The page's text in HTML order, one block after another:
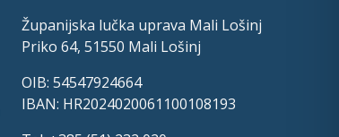
Županijska lučka uprava Mali Lošinj
Priko 64, 51550 Mali Lošinj
OIB: 54547924664
IBAN: HR2024020061100108193